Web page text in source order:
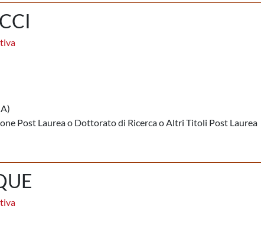
Post Laurea o Dottorato di Ricerca o Altri Titoli Post Laurea